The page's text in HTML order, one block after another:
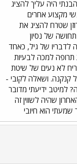
היה עליך להציג
מקצוע אחרים
שטרח להציג את
תחושה של נסיון
לדבריו של גיל, כאחד
תרופה למכה לבעיות
לא נעים של שיטת
קנקנה. ושאלה לקובי -
למיטב ידיעתי מדובר
שהיה לשווין זה